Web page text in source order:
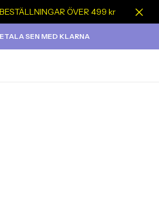
ÖVER 499 kr
SEN MED KLARNA